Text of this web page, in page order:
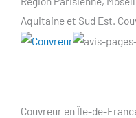
Aquitaine et Sud Est.
Couvreur en Île-de-